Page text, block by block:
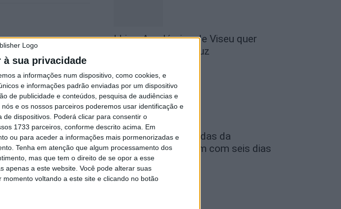
à sua privacidade
a informações num dispositivo, como cookies, e
e informações padrão enviadas por um dispositivo
de publicidade e conteúdos, pesquisa de audiências e
e os nossos parceiros poderemos usar identificação e
dispositivos. Poderá clicar para consentir o
1733 parceiros, conforme descrito acima. Em
ou para aceder a informações mais pormenorizadas e
Tenha em atenção que algum processamento dos
mas que tem o direito de se opor a esse
apenas a este website. Você pode alterar suas
voltando a este site e clicando no botão
WoF apresenta resultados
no dia 05 de julho
I Liga: Académico de Viseu quer
travar Benfica na Luz
Castro Daire: Jornadas da
Juventude arrancam com seis dias
de atividades...